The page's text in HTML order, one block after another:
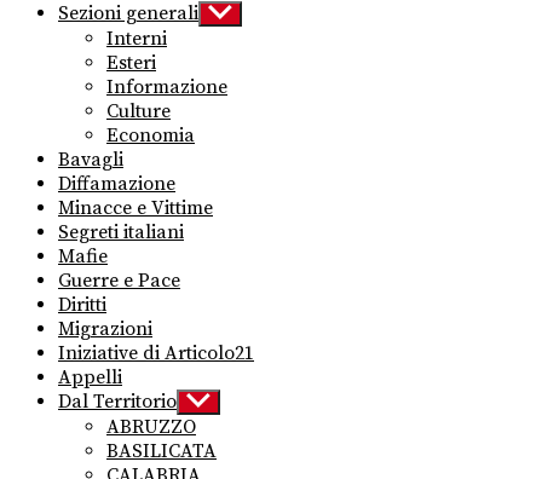
Sezioni generali Show
sub
Interni
Esteri
Informazione
Culture
Economia
Bavagli
Diffamazione
Minacce e Vittime
Segreti italiani
Mafie
Guerre e Pace
Diritti
Migrazioni
Iniziative di Articolo21
Appelli
Dal Territorio Show
sub
menu
ABRUZZO
BASILICATA